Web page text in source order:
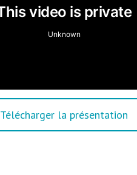
Télécharger la présentation